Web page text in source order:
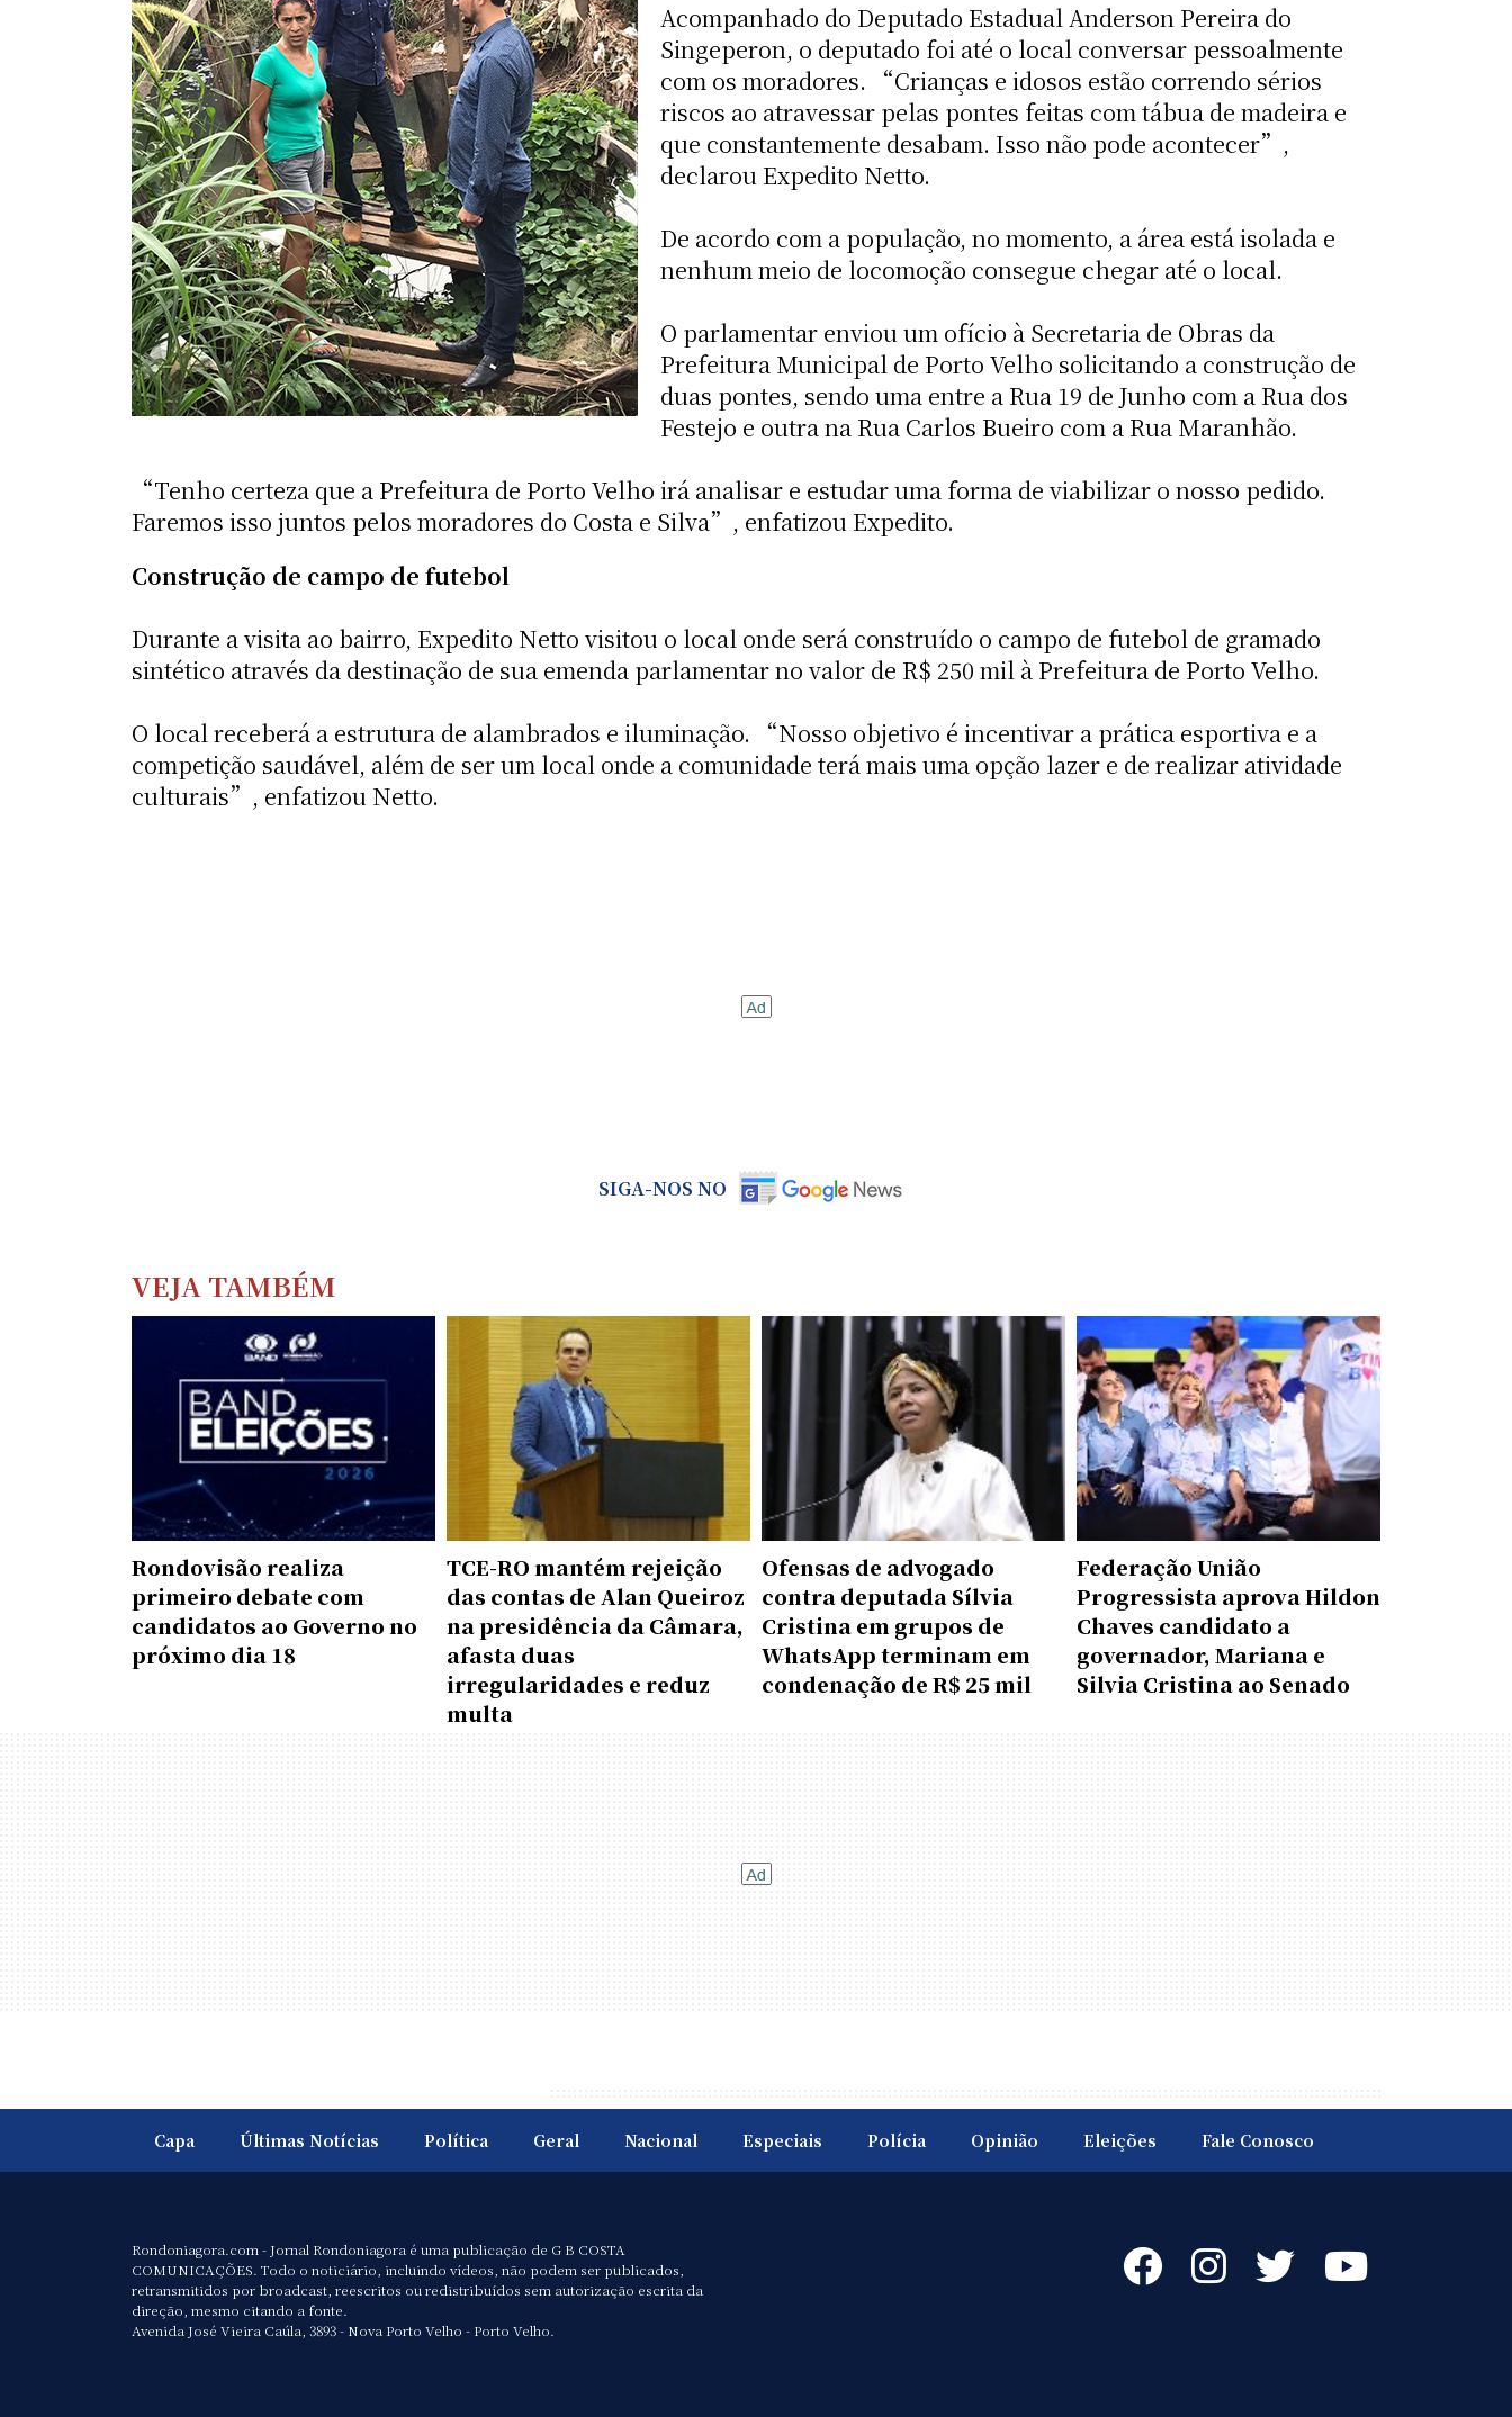
Acompanhado do Deputado Estadual Anderson Pereira do
Singeperon, o deputado foi até o local conversar pessoalmente
com os moradores. “Crianças e idosos estão correndo sérios
riscos ao atravessar pelas pontes feitas com tábua de madeira e
que constantemente desabam. Isso não pode acontecer”,
declarou Expedito Netto.
De acordo com a população, no momento, a área está isolada e
nenhum meio de locomoção consegue chegar até o local.
O parlamentar enviou um ofício à Secretaria de Obras da
Prefeitura Municipal de Porto Velho solicitando a construção de
duas pontes, sendo uma entre a Rua 19 de Junho com a Rua dos
Festejo e outra na Rua Carlos Bueiro com a Rua Maranhão.
“Tenho certeza que a Prefeitura de Porto Velho irá analisar e estudar uma forma de viabilizar o nosso pedido.
Faremos isso juntos pelos moradores do Costa e Silva”, enfatizou Expedito.
Construção de campo de futebol
Durante a visita ao bairro, Expedito Netto visitou o local onde será construído o campo de futebol de gramado
sintético através da destinação de sua emenda parlamentar no valor de R$ 250 mil à Prefeitura de Porto Velho.
O local receberá a estrutura de alambrados e iluminação. “Nosso objetivo é incentivar a prática esportiva e a
competição saudável, além de ser um local onde a comunidade terá mais uma opção lazer e de realizar atividade
culturais”, enfatizou Netto.
SIGA-NOS NO
VEJA TAMBÉM
Rondovisão realiza
primeiro debate com
candidatos ao Governo no
próximo dia 18
TCE-RO mantém rejeição
das contas de Alan Queiroz
na presidência da Câmara,
afasta duas
irregularidades e reduz
multa
Ofensas de advogado
contra deputada Sílvia
Cristina em grupos de
WhatsApp terminam em
condenação de R$ 25 mil
Federação União
Progressista aprova Hildon
Chaves candidato a
governador, Mariana e
Silvia Cristina ao Senado
Capa Últimas Notícias Política Geral Nacional Especiais Polícia Opinião Eleições Fale Conosco
Rondoniagora.com - Jornal Rondoniagora é uma publicação de G B COSTA
COMUNICAÇÕES. Todo o noticiário, incluindo vídeos, não podem ser publicados,
retransmitidos por broadcast, reescritos ou redistribuídos sem autorização escrita da
direção, mesmo citando a fonte.
Avenida José Vieira Caúla, 3893 - Nova Porto Velho - Porto Velho.